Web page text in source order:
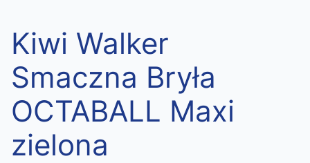
Kiwi Walker
Smaczna Bryła
OCTABALL Maxi
zielona